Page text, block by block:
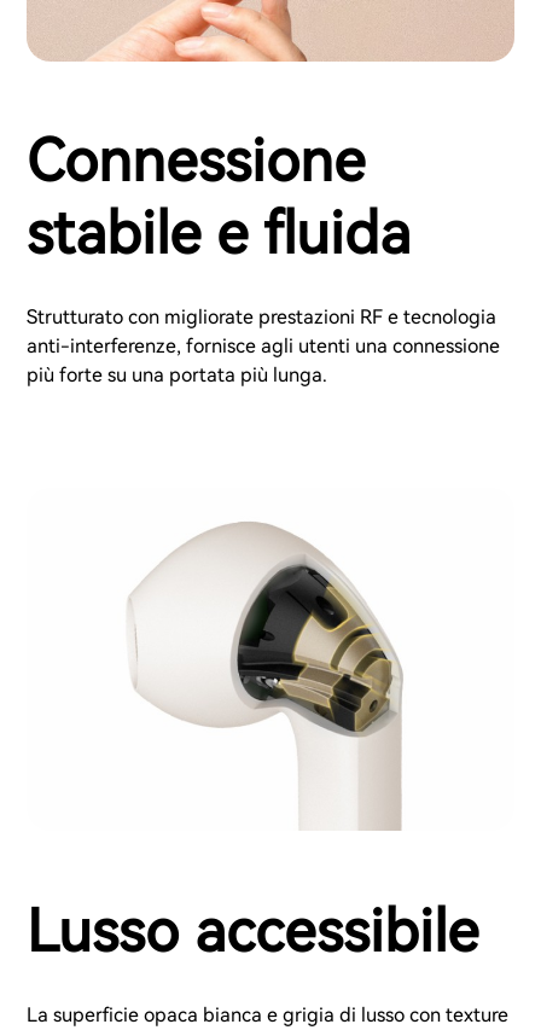
Connessione
stabile e fluida
Strutturato con migliorate prestazioni RF e tecnologia
anti-interferenze, fornisce agli utenti una connessione
più forte su una portata più lunga.
Lusso accessibile
La superficie opaca bianca e grigia di lusso con texture